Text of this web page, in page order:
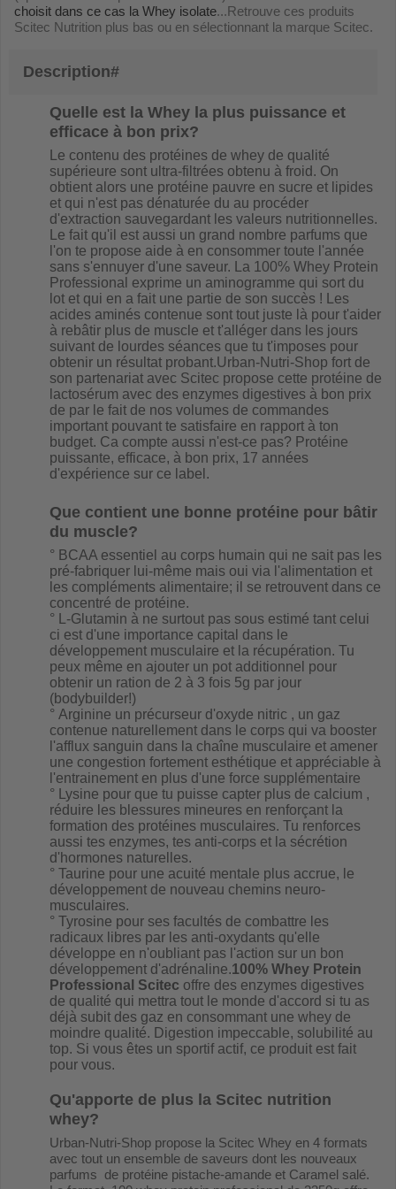
choisit dans ce cas la Whey isolate...Retrouve ces produits
Scitec Nutrition plus bas ou en sélectionnant la marque Scitec.
Description#
Quelle est la Whey la plus puissance et
efficace à bon prix?
Le contenu des protéines de whey de qualité
supérieure sont ultra-filtrées obtenu à froid . On
obtient alors une protéine pauvre en sucre et lipides
et qui n'est pas dénaturée du au procéder
d'extraction sauvegardant les valeurs nutritionnelles.
Le fait qu'il est aussi un grand nombre parfums que
l'on te propose aide à en consommer toute l'année
sans s'ennuyer d'une saveur. La 100% Whey Protein
Professional exprime un aminogramme qui sort du
lot et qui en a fait une partie de son succès ! Les
acides aminés contenue sont tout juste là pour t'aider
à rebâtir plus de muscle et t'alléger dans les jours
suivant de lourdes séances que tu t'imposes pour
obtenir un résultat probant.Urban-Nutri-Shop fort de
son partenariat avec Scitec propose cette protéine de
lactosérum avec des enzymes digestives à bon prix
de par le fait de nos volumes de commandes
important pouvant te satisfaire en rapport à ton
budget. Ca compte aussi n'est-ce pas? Protéine
puissante, efficace, à bon prix, 17 années
d'expérience sur ce label.
Que contient une bonne protéine pour bâtir
du muscle?
° BCAA essentiel au corps humain qui ne sait pas les
pré-fabriquer lui-même mais oui via l'alimentation et
les compléments alimentaire; il se retrouvent dans ce
concentré de protéine.
°
L-Glutamin à ne surtout pas sous estimé tant celui
ci est d'une importance capital dans le
développement musculaire et la récupération. Tu
peux même en ajouter un pot additionnel pour
obtenir un ration de 2 à 3 fois 5g par jour
(bodybuilder!)
° Arginine un précurseur d'oxyde nitric , un gaz
contenue naturellement dans le corps qui va booster
l'afflux sanguin dans la chaîne musculaire et amener
une congestion fortement esthétique et appréciable à
l'entrainement en plus d'une force supplémentaire
°
Lysine pour que tu puisse capter plus de calcium ,
réduire les blessures mineures en renforçant la
formation des protéines musculaires. Tu renforces
aussi tes enzymes, tes anti-corps et la sécrétion
d'hormones naturelles.
° Taurine pour une acuité mentale plus accrue, le
développement de nouveau chemins neuro-
musculaires.
° Tyrosine pour ses facultés de combattre les
radicaux libres par les anti-oxydants qu'elle
développe en n'oubliant pas l'action sur un bon
développement d'adrénaline.100% Whey Protein
Professional Scitec offre des enzymes digestives
de qualité qui mettra tout le monde d'accord si tu as
déjà subit des gaz en consommant une whey de
moindre qualité. Digestion impeccable, solubilité au
top. Si vous êtes un sportif actif, ce produit est fait
pour vous.
Qu'apporte de plus la Scitec nutrition
whey?
Urban-Nutri-Shop propose la Scitec Whey en 4 formats
avec tout un ensemble de saveurs dont les nouveaux
parfums de protéine pistache-amande et Caramel salé.